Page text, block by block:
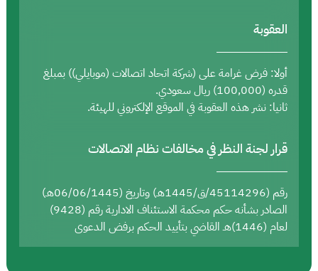
العقوبة
أولا: فرض غرامة على (شركة اتحاد اتصالات (موبايلي)) بمبلغ
قدره (100,000) ريال سعودي.
ثانيا: نشر هذه العقوبة في الموقع الإلكتروني للهيئة.
قرار لجنة النظر في مخالفات نظام الاتصالات
رقم (45114296/ق/1445هـ) وتاريخ (06/06/1445هـ)
الصادر بشأنه حكم محكمة الاستئناف الادارية رقم (9428)
لعام (1446)هـ القاضي بتأييد الحكم برفض الدعوى